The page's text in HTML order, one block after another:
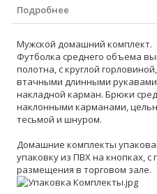
Подробнее
Мужской домашний комплект.
Футболка среднего объема
полотна, с круглой
втачными длинными
накладной карман. Брюки
наклонными карманами,
тесьмой и шнуром.
Домашние комплекты
упаковку из ПВХ на кнопках, с
размещения в торговом зале.